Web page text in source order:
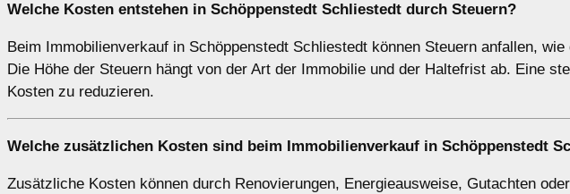
Welche Kosten entstehen in Schöppenstedt Schliestedt durch Steuern?
Beim Immobilienverkauf in Schöppenstedt Schliestedt können Steuern anfallen,
Die Höhe der Steuern hängt von der Art der Immobilie und der Haltefrist ab. Eine
Kosten zu reduzieren.
Welche zusätzlichen Kosten sind beim Immobilienverkauf in Schöppenstedt
Zusätzliche Kosten können durch Renovierungen, Energieausweise, Gutachten